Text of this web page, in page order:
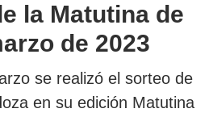
la Matutina de
de 2023
se realizó el sorteo de
en su edición Matutina